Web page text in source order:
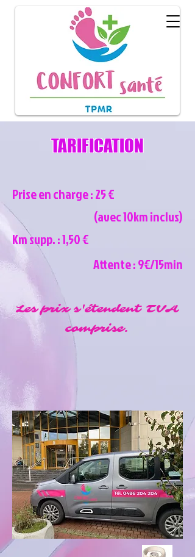
TARIFICATION
Prise en charge : 25 €
(avec 10km inclus)
Km supp. : 1,50 €
Attente : 9€/15min
Les prix s'étendent TVA
comprise.